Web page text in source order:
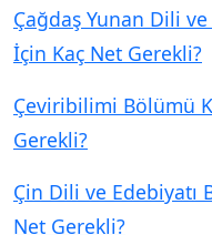
Çağdaş Yunan Dili
İçin Kaç Net Gerekli?
Çeviribilimi Bölümü
Gerekli?
Çin Dili ve Edebiyatı
Net Gerekli?